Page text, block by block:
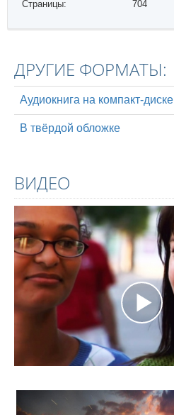
Страницы:
704
ДРУГИЕ ФОРМАТЫ:
Аудиокнига на компакт-диске
В твёрдой обложке
ВИДЕО